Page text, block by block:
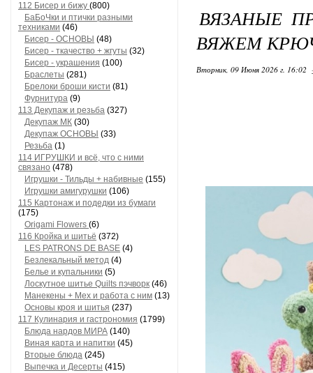
112 Бисер и бижу (800)
БаБоЧки и птички разными
техниками (46)
Бисер - ОСНОВЫ (48)
Бисер - ткачество + жгуты (32)
Бисер - украшения (100)
Браслеты (281)
Брелоки броши кисти (81)
Фурнитура (9)
113 Декупаж и резьба (327)
Декупаж МК (30)
Декупаж ОСНОВЫ (33)
Резьба (1)
114 ИГРУШКИ и всё, что с ними
связано (478)
Игрушки - Тильды + набивные (155)
Игрушки амигурушки (106)
115 Картонаж и подедки из бумаги
(175)
Origami Flowers (6)
116 Кройка и шитьё (372)
LES PATRONS DE BASE (4)
Безлекальный метод (4)
Белье и купальники (5)
Лоскутное шитье Quilts пэчворк (46)
Манекены + Мех и работа с ним (13)
Основы кроя и шитья (237)
117 Кулинария и гастрономия (1799)
Блюда нардов МИРА (140)
Виная карта и напитки (45)
Вторые блюда (245)
Выпечка и Десерты (415)
ВЯЗАНЫЕ
ВЯЖЕМ
Вторник, 09 Июня 2026 г. 16:02